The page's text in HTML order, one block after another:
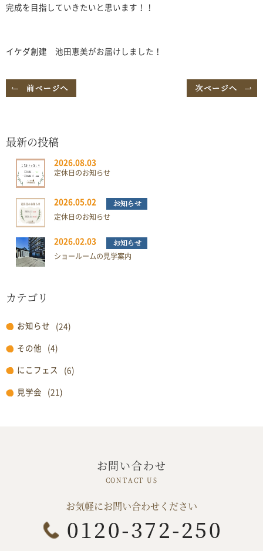
完成を目指していきたいと思います！！
イケダ創建 池田恵美がお届けしました！
最新の投稿
2026.08.03
定休日のお知らせ
2026.05.02
定休日のお知らせ
2026.02.03
ショールームの見学案内
カテゴリ
お知らせ (24)
その他 (4)
にこフェス
(6)
見学会 (21)
お問い合わせ
お気軽にお問い合わせください